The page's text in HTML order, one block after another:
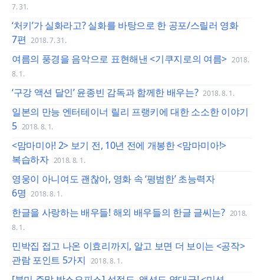
7. 31.
‘처키’가 실화라고? 실화를 바탕으로 한 공포/스릴러 영화
7편 2018. 7. 31.
여름의 풍경을 음악으로 표현해낸 <기쿠지로의 여름> 2018.
8. 1.
‘구강 액션 달인’ 윤종빈 감독과 함께한 배우는? 2018. 8. 1.
일본의 만능 엔터테이너 릴리 프랭키에 대한 소소한 이야기
5 2018. 8. 1.
<맘마미아! 2> 보기 전, 10년 전에 개봉한 <맘마미아!>
복습하자 2018. 8. 1.
영웅이 아니여도 괜찮아, 영화 속 ‘평범한’ 초능력자
6명 2018. 8. 1.
한글을 사랑하는 배우들! 해외 배우들의 한글 글씨는? 2018.
8. 1.
민박집 접고 나온 이효리까지, 알고 보면 더 보이는 <공작>
관람 포인트 5가지 2018. 8. 1.